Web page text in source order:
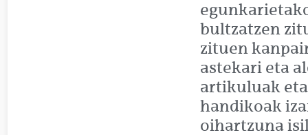
bultzatzen
zituen
astekari eta
artikuluak
handikoak
oihartzuna